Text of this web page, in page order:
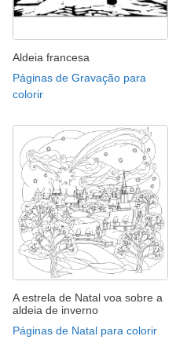
Aldeia francesa
Páginas de Gravação para
colorir
A estrela de Natal voa sobre a
aldeia de inverno
Páginas de Natal para colorir